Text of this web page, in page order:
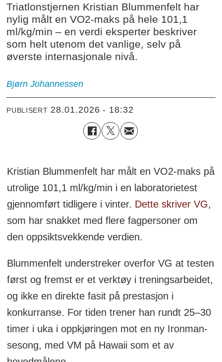
Triatlonstjernen Kristian Blummenfelt har
nylig målt en VO2-maks på hele 101,1
ml/kg/min – en verdi eksperter beskriver
som helt utenom det vanlige, selv på
øverste internasjonale nivå.
Bjørn Johannessen
PUBLISERT 28.01.2026 - 18:32
Kristian Blummenfelt har målt en VO2-maks på
utrolige 101,1 ml/kg/min i en laboratorietest
gjennomført tidligere i vinter. Dette skriver VG,
som har snakket med flere fagpersoner om
den oppsiktsvekkende verdien.
Blummenfelt understreker overfor VG at testen
først og fremst er et verktøy i treningsarbeidet,
og ikke en direkte fasit på prestasjon i
konkurranse. For tiden trener han rundt 25–30
timer i uka i oppkjøringen mot en ny Ironman-
sesong, med VM på Hawaii som et av